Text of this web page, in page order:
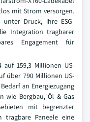
mit Strom versorgen.
Druck, ihre ESG-
Integration tragbarer
Engagement für
159,3 Millionen US-
über 790 Millionen US-
an Energiezugang
wie Bergbau, Öl & Gas
mit begrenzter
tragbare Paneele eine